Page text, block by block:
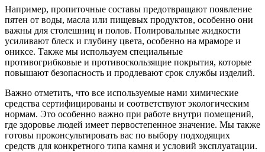
Например, пропиточные составы предотвращают появление
пятен от воды, масла или пищевых продуктов, особенно они
важны для столешниц и полов. Полировальные жидкости
усиливают блеск и глубину цвета, особенно на мраморе и
ониксе. Также мы используем специальные
противогрибковые и противоскользящие покрытия, которые
повышают безопасность и продлевают срок службы изделий.
Важно отметить, что все используемые нами химические
средства сертифицированы и соответствуют экологическим
нормам. Это особенно важно при работе внутри помещений,
где здоровье людей имеет первостепенное значение. Мы также
готовы проконсультировать вас по выбору подходящих
средств для конкретного типа камня и условий эксплуатации.